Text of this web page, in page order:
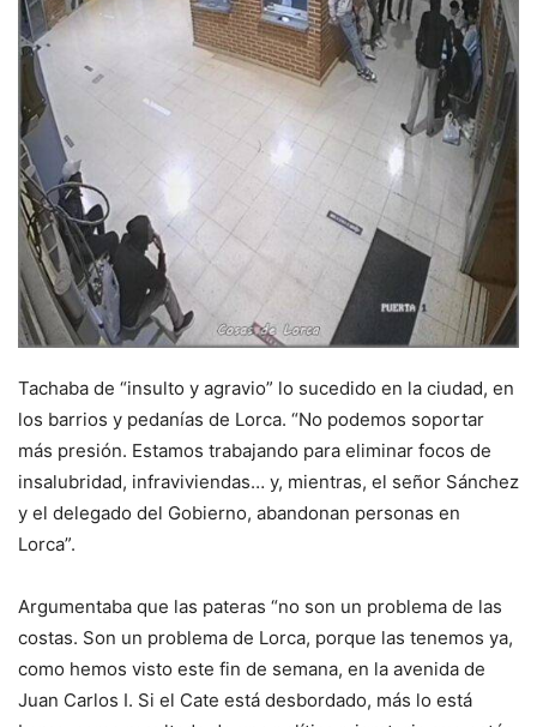
Tachaba de “insulto y agravio” lo sucedido en la ciudad, en
los barrios y pedanías de Lorca. “No podemos soportar
más presión. Estamos trabajando para eliminar focos de
insalubridad, infraviviendas… y, mientras, el señor Sánchez
y el delegado del Gobierno, abandonan personas en
Lorca”.
Argumentaba que las pateras “no son un problema de las
costas. Son un problema de Lorca, porque las tenemos ya,
como hemos visto este fin de semana, en la avenida de
Juan Carlos I. Si el Cate está desbordado, más lo está